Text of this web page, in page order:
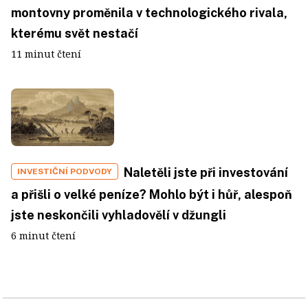
montovny proměnila v technologického rivala,
kterému svět nestačí
11 minut čtení
INVESTIČNÍ PODVODY
Naletěli jste při investování
a přišli o velké peníze? Mohlo být i hůř, alespoň
jste neskončili vyhladovělí v džungli
6 minut čtení